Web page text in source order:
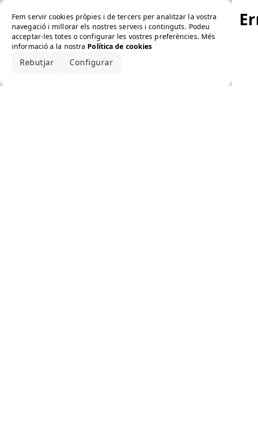
Fem servir cookies pròpies i de tercers per analitzar la vostra
navegació i millorar els nostres serveis i continguts. Podeu
acceptar-les totes o configurar les vostres preferències. Més
informació a la nostra Política de cookies
Rebutjar Configurar